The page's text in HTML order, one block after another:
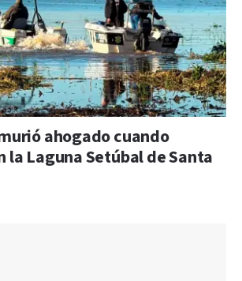
ahogado cuando
la Laguna Setúbal de Santa